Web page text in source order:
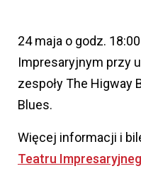
24 maja o godz.
Impresaryjnym przy
zespoły The Higway
Blues.
Więcej informacji i
Teatru